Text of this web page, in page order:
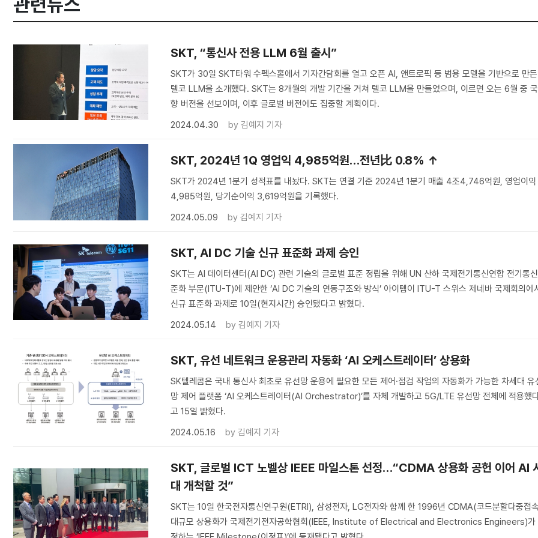
관련뉴스
SKT, “통신사 전용 LLM 6월 출시”
SKT가 30일 SKT타워 수펙스홀에서 기자간담회를 열고 오픈 AI, 앤트로픽 등 범용 모델을 기반으로 만든
텔코 LLM을 소개했다. SKT는 8개월의 개발 기간을 거쳐 텔코 LLM을 만들었으며, 이르면 오는 6월 중
향 버전을 선보이며, 이후 글로벌 버전에도 집중할 계획이다.
2024.04.30
by김예지 기자
SKT, 2024년 1Q 영업익 4,985억원…전년比 0.8% ↑
SKT가 2024년 1분기 성적표를 내놨다. SKT는 연결 기준 2024년 1분기 매출 4조4,746억원, 영업이익
4,985억원, 당기순이익 3,619억원을 기록했다.
2024.05.09
by김예지 기자
SKT, AI DC 기술 신규 표준화 과제 승인
SKT는 AI 데이터센터(AI DC) 관련 기술의 글로벌 표준 정립을 위해 UN 산하 국제전기통신연합 전기통
준화 부문(ITU-T)에 제안한 ‘AI DC 기술의 연동구조와 방식’ 아이템이 ITU-T 스위스 제네바 국제회의에
신규 표준화 과제로 10일(현지시간) 승인됐다고 밝혔다.
2024.05.14
by김예지 기자
SKT, 유선 네트워크 운용관리 자동화 ‘AI 오케스트레이터’ 상용화
SK텔레콤은 국내 통신사 최초로 유선망 운용에 필요한 모든 제어·점검 작업의 자동화가 가능한 차세대 유
망 제어 플랫폼 ‘AI 오케스트레이터(AI Orchestrator)’를 자체 개발하고 5G/LTE 유선망 전체에 적용했
고 15일 밝혔다.
2024.05.16
by김예지 기자
SKT, 글로벌 ICT 노벨상 IEEE 마일스톤 선정…“CDMA 상용화 공헌 이어 AI
대 개척할 것”
SKT는 10일 한국전자통신연구원(ETRI), 삼성전자, LG전자와 함께 한 1996년 CDMA(코드분할다중접
대규모 상용화가 국제전기전자공학협회(IEEE, Institute of Electrical and Electronics Engineers)가